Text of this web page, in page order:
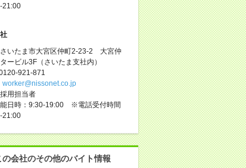
いたま市大宮区仲町2-23-2 大宮仲
ービル3F（さいたま支社内）
921-871
worker@nissonet.co.jp
用担当者
日時：9:30-19:00 ※電話受付時間
の会社のその他のバイト情報